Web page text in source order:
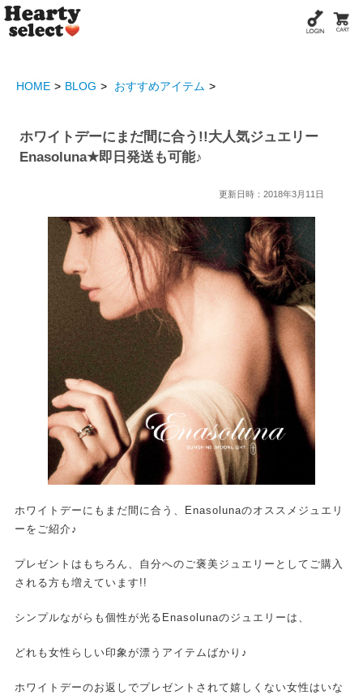
HOME BLOG おすすめアイテム
ホワイトデーにまだ間に合う!!大人気ジュエリー
Enasoluna★即日発送も可能♪
更新日時：2018年3月11日
ホワイトデーにもまだ間に合う、Enasolunaのオススメジュエリ
ーをご紹介♪
プレゼントはもちろん、自分へのご褒美ジュエリーとしてご購入
される方も増えています!!
シンプルながらも個性が光るEnasolunaのジュエリーは、
どれも女性らしい印象が漂うアイテムばかり♪
ホワイトデーのお返しでプレゼントされて嬉しくない女性はいな